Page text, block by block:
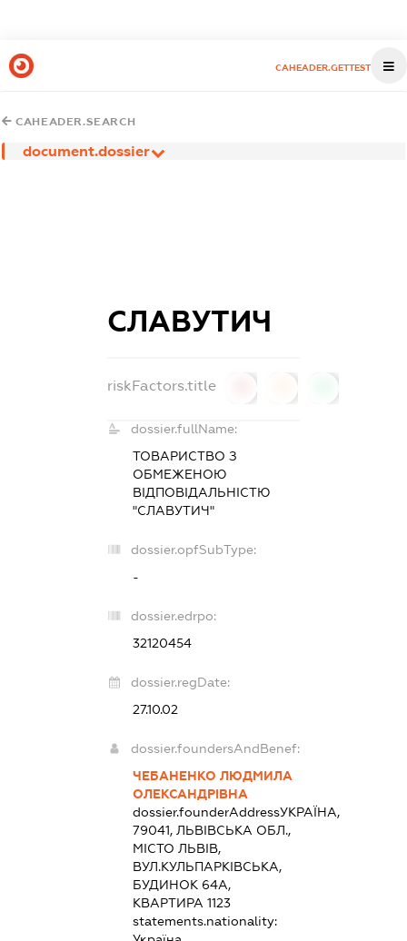
CAHEADER.GETTEST
CAHEADER.SEARCH
document.dossier
СЛАВУТИЧ
riskFactors.title
dossier.fullName:
ТОВАРИСТВО З
ОБМЕЖЕНОЮ
ВІДПОВІДАЛЬНІСТЮ
"СЛАВУТИЧ"
dossier.opfSubType:
-
dossier.edrpo:
32120454
dossier.regDate:
27.10.02
dossier.foundersAndBenef:
ЧЕБАНЕНКО ЛЮДМИЛА
ОЛЕКСАНДРІВНА
dossier.founderAddressУКРАЇНА,
79041, ЛЬВІВСЬКА ОБЛ.,
МІСТО ЛЬВІВ,
ВУЛ.КУЛЬПАРКІВСЬКА,
БУДИНОК 64А,
КВАРТИРА 1123
statements.nationality: